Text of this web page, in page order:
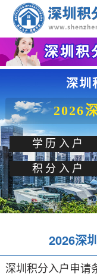
深圳
2026
学历入户
积分入户
2026深
深圳积分入户申请